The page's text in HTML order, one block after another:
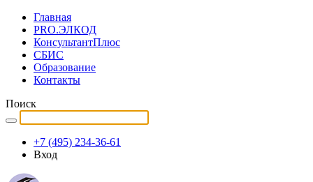
Главная
PRO.ЭЛКОД
КонсультантПлюс
СБИС
Образование
Контакты
Поиск
+7 (495) 234-36-61
Вход